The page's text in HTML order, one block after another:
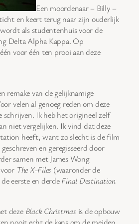
Een moordenaar – Billy –
en keert terug naar zijn ouderlijk
als studentenhuis voor de
Delta Alpha Kappa. Op
voor één ten prooi aan deze
remake van de gelijknamige
velen al genoeg reden om deze
schrijven. Ik heb het origineel zelf
niet vergelijken. Ik vind dat deze
heeft, want zo slecht is de film
en geregisseerd door
samen met James Wong
The X-Files (waaronder de
eerste en derdeFinal Destination
deze Black Christmas is de opbouw